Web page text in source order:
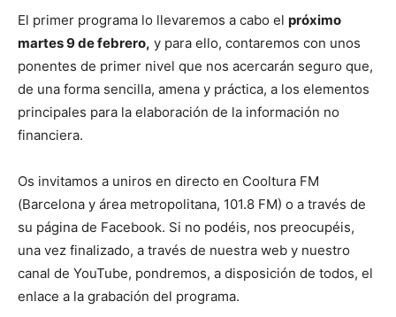
El primer pro­gra­ma lo lle­vare­mos a cabo el próx­i­mo
martes 9 de febrero, y para ello, con­tare­mos con unos
ponentes de primer niv­el que nos acer­carán seguro que,
de una for­ma sen­cil­la, ame­na y prác­ti­ca, a los ele­men­tos
prin­ci­pales para la elab­o­ración de la infor­ma­ción no
financiera.
Os invi­ta­mos a uniros en direc­to en Cooltura FM
(Barcelona y área met­ro­pol­i­tana, 101.8 FM) o a través de
su pági­na de Face­book. Si no podéis, nos pre­ocupéis,
una vez final­iza­do, a través de nues­tra web y nue­stro
canal de YouTube, pon­dremos, a dis­posi­ción de todos, el
enlace a la grabación del pro­gra­ma.